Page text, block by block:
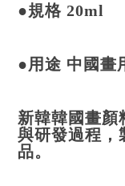
●規格 20ml
●用途 中國畫
新韓韓國畫顏
與研發過程，
品。